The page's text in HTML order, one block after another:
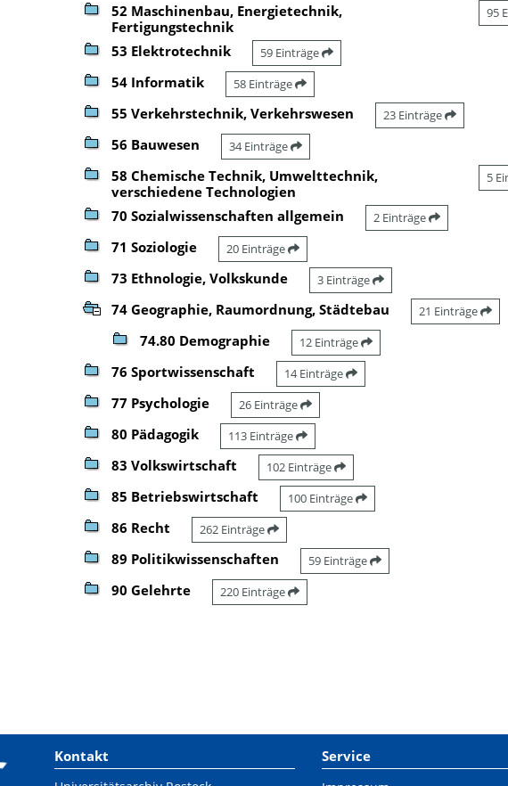
52 Maschinenbau, Energietechnik,
Fertigungstechnik
95
53 Elektrotechnik 59 Einträge
54 Informatik 58 Einträge
55 Verkehrstechnik, Verkehrswesen 23 Einträge
56 Bauwesen 34 Einträge
58 Chemische Technik, Umwelttechnik,
verschiedene Technologien
5
70 Sozialwissenschaften allgemein 2 Einträge
71 Soziologie 20 Einträge
73 Ethnologie, Volkskunde 3 Einträge
74 Geographie, Raumordnung, Städtebau 21 Einträge
74.80 Demographie 12 Einträge
76 Sportwissenschaft 14 Einträge
77 Psychologie 26 Einträge
80 Pädagogik 113 Einträge
83 Volkswirtschaft 102 Einträge
85 Betriebswirtschaft 100 Einträge
86 Recht 262 Einträge
89 Politikwissenschaften 59 Einträge
90 Gelehrte 220 Einträge
Kontakt Service